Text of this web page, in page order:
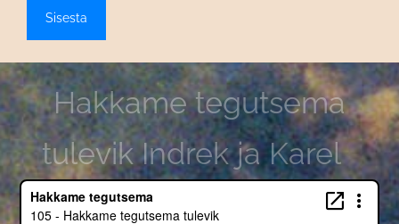
Hakkame tegutsema
tulevik Indrek ja Karel